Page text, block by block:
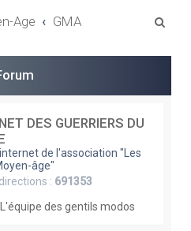
Age GMA
DES GUERRIERS DU
de l'association "Les
âge"
: 691353
L'équipe des gentils modos